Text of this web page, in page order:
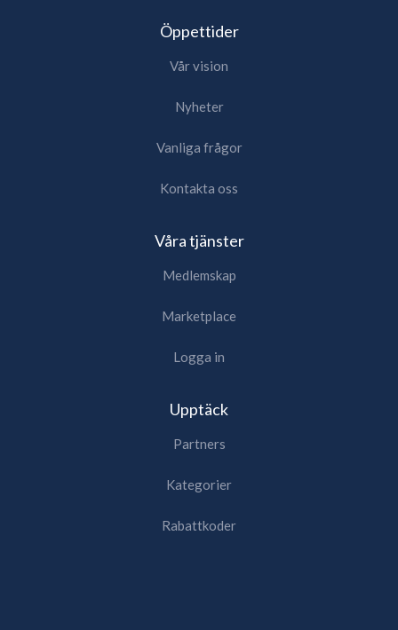
Öppettider
Vår vision
Nyheter
Vanliga frågor
Kontakta oss
Våra tjänster
Medlemskap
Marketplace
Logga in
Upptäck
Partners
Kategorier
Rabattkoder